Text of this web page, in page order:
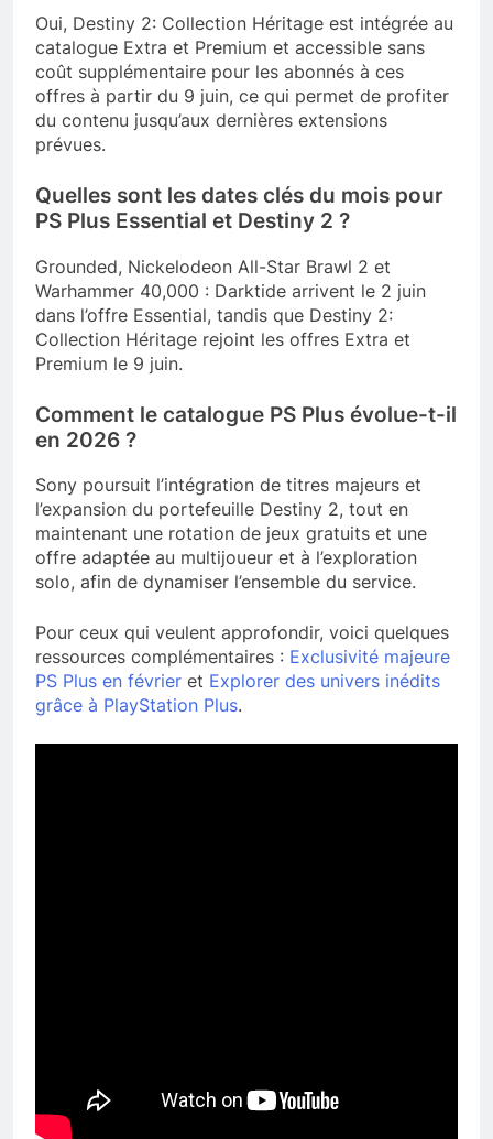
Oui, Destiny 2: Collection Héritage est intégrée au
catalogue Extra et Premium et accessible sans
coût supplémentaire pour les abonnés à ces
offres à partir du 9 juin, ce qui permet de profiter
du contenu jusqu’aux dernières extensions
prévues.
Quelles sont les dates clés du mois pour
PS Plus Essential et Destiny 2 ?
Grounded, Nickelodeon All-Star Brawl 2 et
Warhammer 40,000 : Darktide arrivent le 2 juin
dans l’offre Essential, tandis que Destiny 2:
Collection Héritage rejoint les offres Extra et
Premium le 9 juin.
Comment le catalogue PS Plus évolue-t-il
en 2026 ?
Sony poursuit l’intégration de titres majeurs et
l’expansion du portefeuille Destiny 2, tout en
maintenant une rotation de jeux gratuits et une
offre adaptée au multijoueur et à l’exploration
solo, afin de dynamiser l’ensemble du service.
Pour ceux qui veulent approfondir, voici quelques
ressources complémentaires : Exclusivité majeure
PS Plus en février et Explorer des univers inédits
grâce à PlayStation Plus.